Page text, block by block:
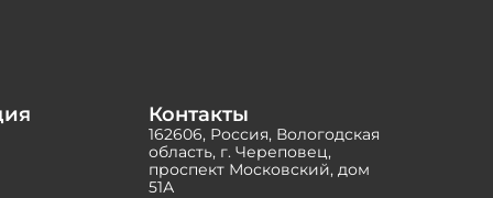
Контакты
162606, Россия, Вологодская
область, г. Череповец,
проспект Московский, дом
51А